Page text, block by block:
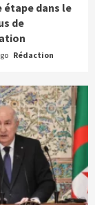
étape dans le
de
Rédaction